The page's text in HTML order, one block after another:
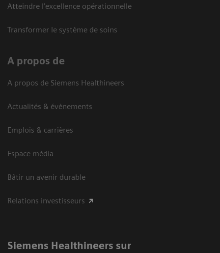
Atteindre l’excellence opérationnelle
Transformer le système de soins
A propos de
A propos de Siemens Healthineers
Actualités & évènements
Emplois & carrières
Espace média
Bâtir un avenir durable
Relations investisseurs
Siemens Healthineers sur